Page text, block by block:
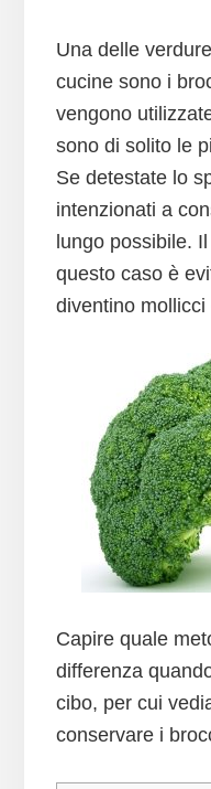
Una delle
cucine sono i
vengono
sono di solito le
Se detestate lo
intenzionati a
lungo possibile.
questo caso è
diventino mollicci
Capire quale
differenza
cibo, per cui
conservare i